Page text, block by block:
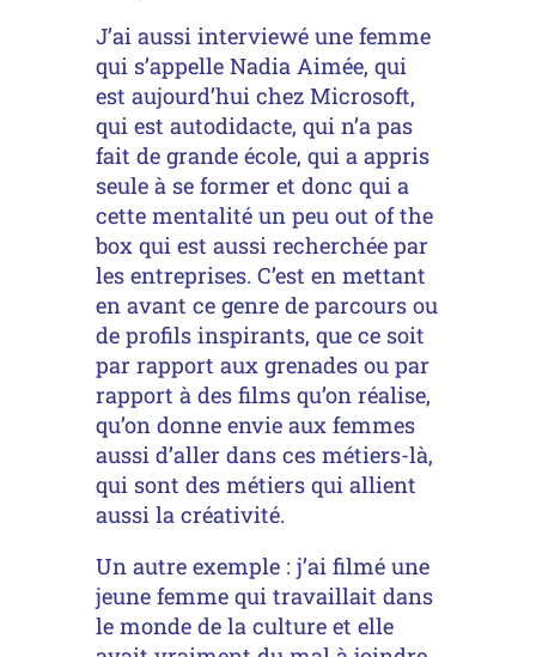
J’ai aussi interviewé une femme
qui s’appelle Nadia Aimée, qui
est aujourd’hui chez Microsoft,
qui est autodidacte, qui n’a pas
fait de grande école, qui a appris
seule à se former et donc qui a
cette mentalité un peu out of the
box qui est aussi recherchée par
les entreprises. C’est en mettant
en avant ce genre de parcours ou
de profils inspirants, que ce soit
par rapport aux grenades ou par
rapport à des films qu’on réalise,
qu’on donne envie aux femmes
aussi d’aller dans ces métiers-là,
qui sont des métiers qui allient
aussi la créativité.
Un autre exemple : j’ai filmé une
jeune femme qui travaillait dans
le monde de la culture et elle